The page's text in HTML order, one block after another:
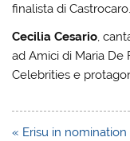
finalista di Castrocaro.
Cecilia Cesario,
ad Amici di Maria De
Celebrities e
Navigazione
« Erisu in